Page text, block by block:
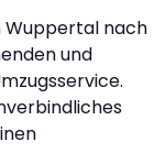
Wuppertal nach
und